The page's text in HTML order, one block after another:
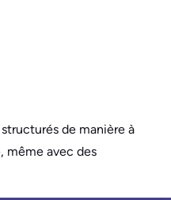
de manière à
même avec des